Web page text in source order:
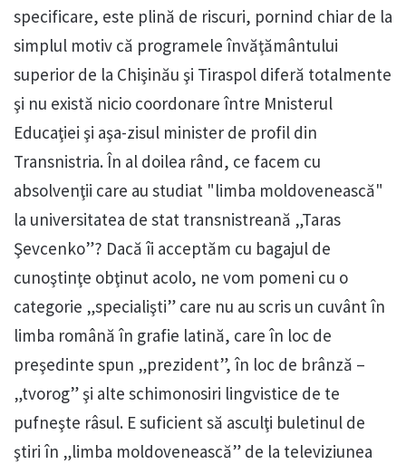
specificare, este plină de riscuri, pornind chiar de la
simplul motiv că programele învăţământului
superior de la Chişinău şi Tiraspol diferă totalmente
şi nu există nicio coordonare între Mnisterul
Educaţiei şi aşa-zisul minister de profil din
Transnistria. În al doilea rând, ce facem cu
absolvenţii care au studiat "limba moldovenească"
la universitatea de stat transnistreană „Taras
Şevcenko”? Dacă îi acceptăm cu bagajul de
cunoştinţe obţinut acolo, ne vom pomeni cu o
categorie „specialişti” care nu au scris un cuvânt în
limba română în grafie latină, care în loc de
preşedinte spun „prezident”, în loc de brânză –
„tvorog” şi alte schimonosiri lingvistice de te
pufneşte râsul. E suficient să asculţi buletinul de
ştiri în „limba moldovenească” de la televiziunea